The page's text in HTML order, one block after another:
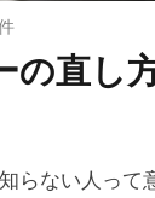
の直し
らない人っ